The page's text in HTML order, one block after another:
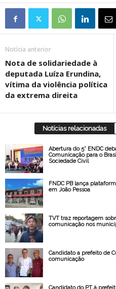
Notícia anterior
Nota de solidariedade à
deputada Luíza Erundina,
vítima da violência política
da extrema direita
Notícias relacionadas
Abertura do 5° ENDC
Comunicação para o
Sociedade Civil
FNDC PB lança
em João Pessoa
TVT traz reportagem
comunicação nos
Candidato a prefeito de
comunicação